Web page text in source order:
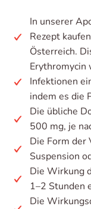
In unserer
Rezept
Österreich.
Erythromycin
Infektionen
indem es die
Die übliche
500 mg, je
Die Form der
Suspension
Die Wirkung
1–2 Stunden
Die